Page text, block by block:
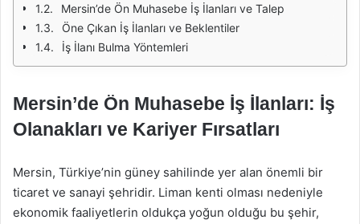
Mersin’de Ön Muhasebe İş İlanları ve Talep
Öne Çıkan İş İlanları ve Beklentiler
İş İlanı Bulma Yöntemleri
Mersin’de Ön Muhasebe İş İlanları: İş
Olanakları ve Kariyer Fırsatları
Mersin, Türkiye’nin güney sahilinde yer alan önemli bir
ticaret ve sanayi şehridir. Liman kenti olması nedeniyle
ekonomik faaliyetlerin oldukça yoğun olduğu bu şehir,